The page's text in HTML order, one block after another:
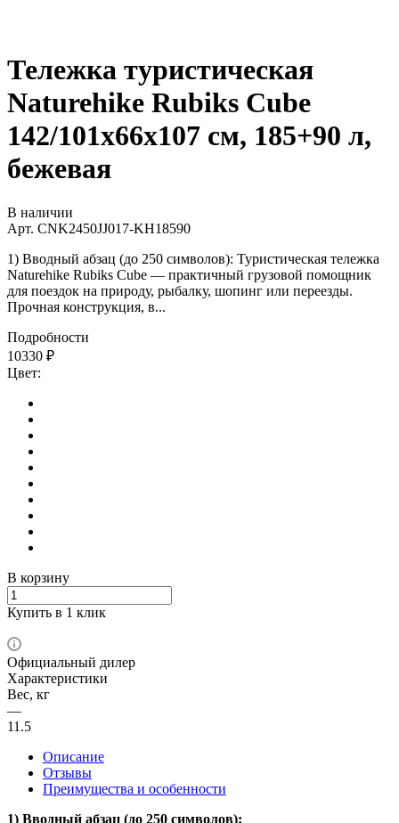
Тележка туристическая
Naturehike Rubiks Cube
142/101х66х107 см, 185+90 л,
бежевая
В наличии
Арт. CNK2450JJ017-KH18590
1) Вводный абзац (до 250 символов): Туристическая тележка
Naturehike Rubiks Cube — практичный грузовой помощник
для поездок на природу, рыбалку, шопинг или переезды.
Прочная конструкция, в...
Подробности
10330 ₽
Цвет:
В корзину
Купить в 1 клик
Официальный дилер
Характеристики
Вес, кг
—
11.5
Описание
Отзывы
Преимущества и особенности
1) Вводный абзац (до 250 символов):